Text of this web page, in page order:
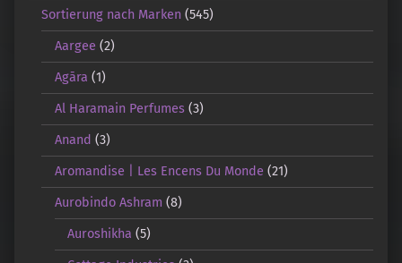
Sortierung nach Marken (545)
Aargee (2)
Agāra (1)
Al Haramain Perfumes(3)
Anand (3)
Aromandise | Les Encens Du Monde (21)
Aurobindo Ashram (8)
Auroshikha (5)